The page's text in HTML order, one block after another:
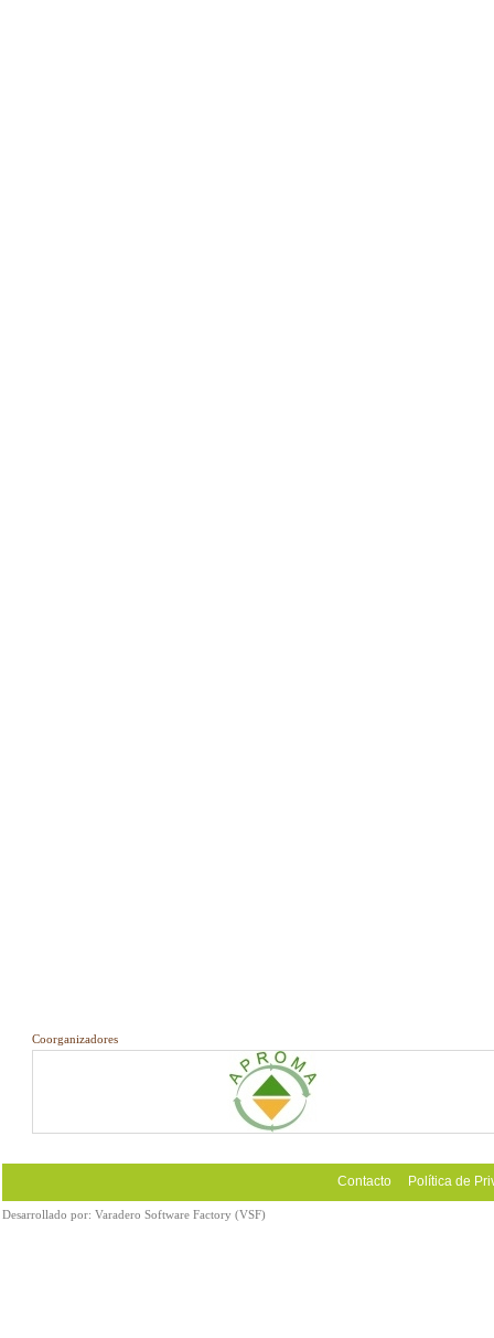
Coorganizadores
Contacto Política de
Desarrollado por: Varadero Software Factory (VSF)